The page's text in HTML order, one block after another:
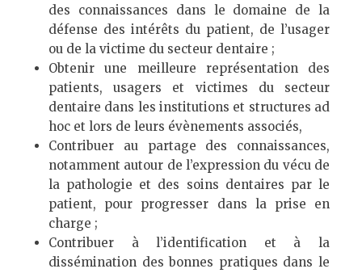
des connaissances dans le domaine de la
défense des intérêts du patient, de l’usager
ou de la victime du secteur dentaire ;
Obtenir une meilleure représentation des
patients, usagers et victimes du secteur
dentaire dans les institutions et structures ad
hoc et lors de leurs évènements associés,
Contribuer au partage des connaissances,
notamment autour de l’expression du vécu de
la pathologie et des soins dentaires par le
patient, pour progresser dans la prise en
charge ;
Contribuer à l’identification et à la
dissémination des bonnes pratiques dans le